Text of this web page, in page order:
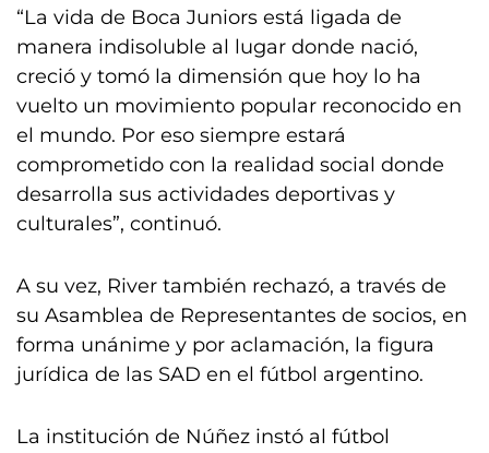
“La vida de Boca Juniors está ligada de
manera indisoluble al lugar donde nació,
creció y tomó la dimensión que hoy lo ha
vuelto un movimiento popular reconocido en
el mundo. Por eso siempre estará
comprometido con la realidad social donde
desarrolla sus actividades deportivas y
culturales”, continuó.
A su vez, River también rechazó, a través de
su Asamblea de Representantes de socios, en
forma unánime y por aclamación, la figura
jurídica de las SAD en el fútbol argentino.
La institución de Núñez instó al fútbol